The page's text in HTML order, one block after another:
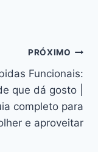
PRÓXIMO
Funcionais:
que dá gosto |
completo para
e aproveitar